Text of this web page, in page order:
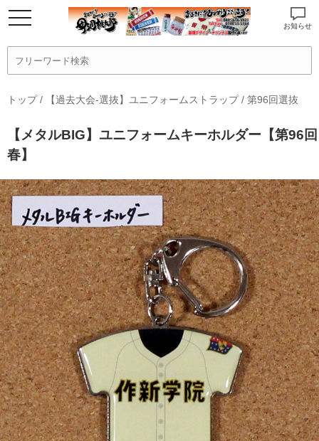
お知らせ
トップ/ 【過去大会-選抜】ユニフォームストラップ/ 第96回選抜
【メタルBIG】ユニフォームキーホルダー【第96回
春】